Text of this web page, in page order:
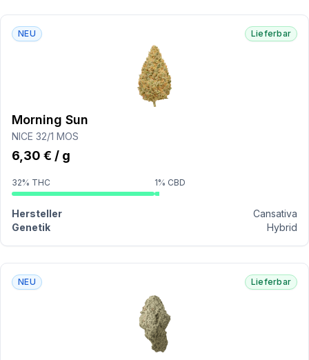
NEU Lieferbar
Morning Sun
NICE 32/1 MOS
6,30 € / g
32% THC 1% CBD
Hersteller
Cansativa
Genetik
Hybrid
NEU Lieferbar